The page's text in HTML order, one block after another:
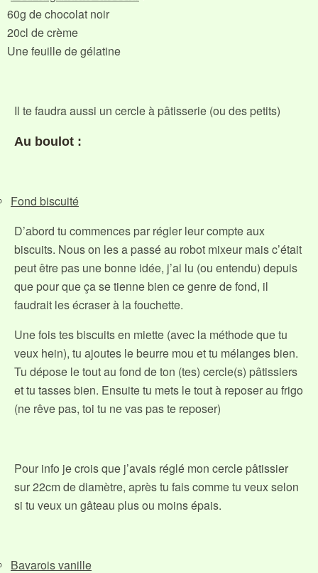
60g de chocolat noir
20cl de crème
Une feuille de gélatine
Il te faudra aussi un cercle à pâtisserie (ou des petits)
Au boulot :
Fond biscuité
D’abord tu commences par régler leur compte aux
biscuits. Nous on les a passé au robot mixeur mais c’était
peut être pas une bonne idée, j’ai lu (ou entendu) depuis
que pour que ça se tienne bien ce genre de fond, il
faudrait les écraser à la fouchette.
Une fois tes biscuits en miette (avec la méthode que tu
veux hein), tu ajoutes le beurre mou et tu mélanges bien.
Tu dépose le tout au fond de ton (tes) cercle(s) pâtissiers
et tu tasses bien. Ensuite tu mets le tout à reposer au frigo
(ne rêve pas, toi tu ne vas pas te reposer)
Pour info je crois que j’avais réglé mon cercle pâtissier
sur 22cm de diamètre, après tu fais comme tu veux selon
si tu veux un gâteau plus ou moins épais.
Bavarois vanille